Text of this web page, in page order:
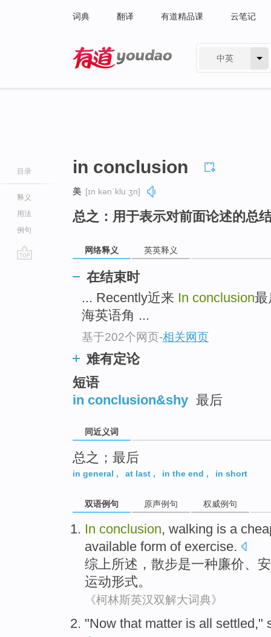
词典 翻译 有道精品课 云笔记
中英
目录
释义
用法
例句
in conclusion
美 [ɪn kənˈkluːʒn]
总之：用于表示对前面论述的总
网络释义 英英释义
在结束时
... Recently近来 In conclusion最
海英语角 ...
基于202个网页-相关网页
难有定论
短语
in conclusion&shy 最后
同近义词
总之；最后
in general , at last , in the end , in short
双语例句 原声例句 权威例句
In conclusion, walking is a
available form of exercise.
综上所述， 散步是一种廉价、
运动形式。
《柯林斯英汉双解大词典》
"Now that matter is all settled,"